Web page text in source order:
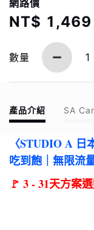
網路價
NT$ 1,469
數量 1
產品介紹 SA
〈STUDIO A
吃到飽｜無限流
🚩 3 - 31天方案選